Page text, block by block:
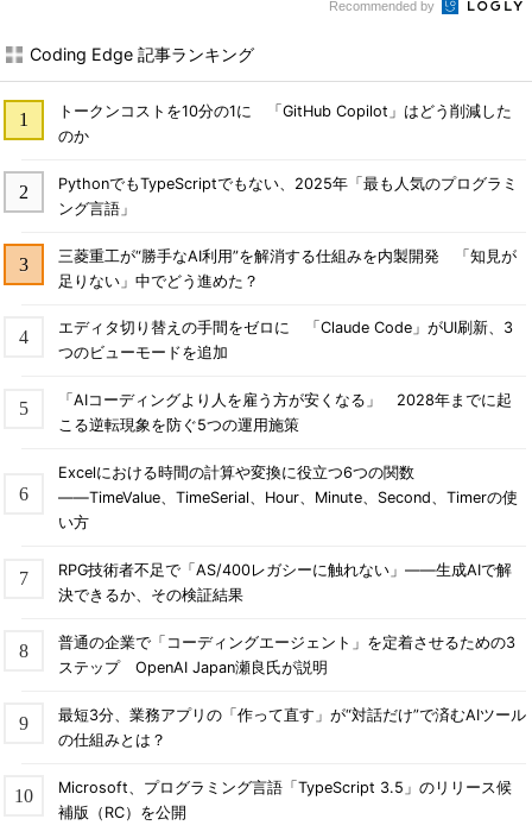
Recommended by
Coding Edge 記事ランキング
トークンコストを10分の1に 「GitHub Copilot」はどう削減した
のか
PythonでもTypeScriptでもない、2025年「最も人気のプログラミ
ング言語」
三菱重工が“勝手なAI利用”を解消する仕組みを内製開発 「知見が
足りない」中でどう進めた？
エディタ切り替えの手間をゼロに 「Claude Code」がUI刷新、3
つのビューモードを追加
「AIコーディングより人を雇う方が安くなる」 2028年までに起
こる逆転現象を防ぐ5つの運用施策
Excelにおける時間の計算や変換に役立つ6つの関数
――TimeValue、TimeSerial、Hour、Minute、Second、Timerの使
い方
RPG技術者不足で「AS/400レガシーに触れない」――生成AIで解
決できるか、その検証結果
普通の企業で「コーディングエージェント」を定着させるための3
ステップ OpenAI Japan瀬良氏が説明
最短3分、業務アプリの「作って直す」が“対話だけ”で済むAIツール
の仕組みとは？
Microsoft、プログラミング言語「TypeScript 3.5」のリリース候
補版（RC）を公開